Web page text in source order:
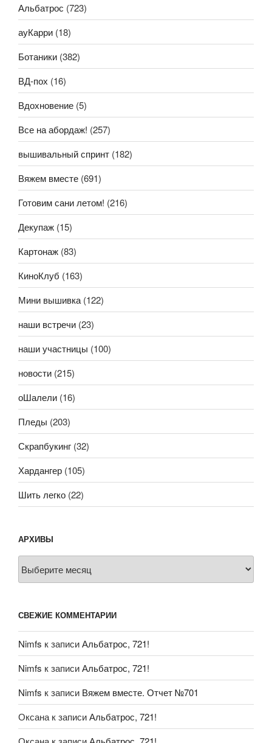
Альбатрос (723)
ауКарри (18)
Ботаники (382)
ВД-пох (16)
Вдохновение (5)
Все на абордаж! (257)
вышивальный спринт (182)
Вяжем вместе (691)
Готовим сани летом! (216)
Декупаж (15)
Картонаж (83)
КиноКлуб (163)
Мини вышивка (122)
наши встречи (23)
наши участницы (100)
новости (215)
оШалели (16)
Пледы (203)
Скрапбукинг (32)
Хардангер (105)
Шить легко (22)
АРХИВЫ
СВЕЖИЕ КОММЕНТАРИИ
Nimfs к записиАльбатрос, 721!
Nimfs к записиАльбатрос, 721!
Nimfs к записи Вяжем вместе. Отчет №701
Оксана к записиАльбатрос, 721!